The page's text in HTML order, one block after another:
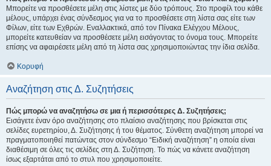
Μπορείτε να προσθέσετε μέλη στις λίστες με δύο τρόπους. Στο προφίλ του κάθε
μέλους, υπάρχει ένας σύνδεσμος για να το προσθέσετε στη λίστα σας είτε των
Φίλων, είτε των Εχθρών. Εναλλακτικά, από τον Πίνακα Ελέγχου Μέλους,
μπορείτε κατευθείαν να προσθέσετε μέλη εισάγοντας το όνομα τους. Μπορείτε
επίσης να αφαιρέσετε μέλη από τη λίστα σας χρησιμοποιώντας την ίδια σελίδα.
Κορυφή
Αναζήτηση στις Δ. Συζητήσεις
Πώς μπορώ να αναζητήσω σε μια ή περισσότερες Δ. Συζητήσεις;
Εισάγετε έναν όρο αναζήτησης στο πλαίσιο αναζήτησης που βρίσκεται στις
σελίδες ευρετηρίου, Δ. Συζήτησης ή του θέματος. Σύνθετη αναζήτηση μπορεί να
πραγματοποιηθεί πατώντας στον σύνδεσμο “Ειδική αναζήτηση” η οποία είναι
διαθέσιμη σε όλες τις σελίδες στη Δ. Συζήτηση. Το πώς να κάνετε αναζήτηση
ίσως εξαρτάται από το στυλ που χρησιμοποιείτε.